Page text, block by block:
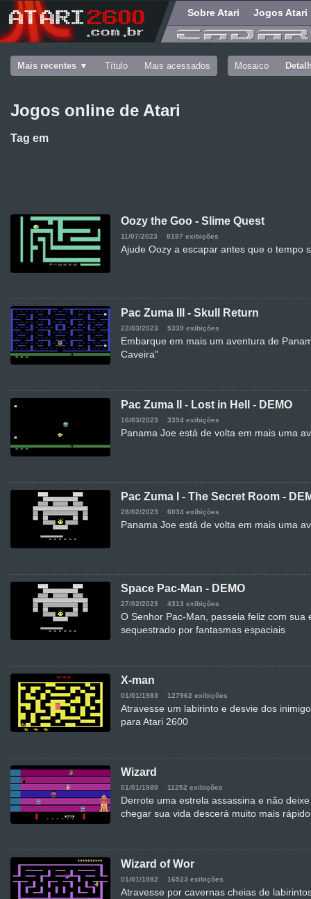
Sobre Atari Jogos Atari
Mais recentes Título Mais acessados Mosaico
Jogos online de Atari
Tag em
Oozy the Goo - Slime Quest
11/07/2023 8187 exibições
Ajude Oozy a escapar antes que o tempo
Pac Zuma III - Skull Return
22/03/2023 5339 exibições
Embarque em mais um aventura de
Caveira"
Pac Zuma II - Lost in Hell - DEMO
16/03/2023 3394 exibições
Panama Joe está de volta em mais uma
Pac Zuma I - The Secret Room -
28/02/2023 6034 exibições
Panama Joe está de volta em mais uma
Space Pac-Man - DEMO
27/02/2023 4313 exibições
O Senhor Pac-Man, passeia feliz com sua
sequestrado por fantasmas espaciais
X-man
01/01/1983 127962 exibições
Atravesse um labirinto e desvie dos
para Atari 2600
Wizard
01/01/1980 11252 exibições
Derrote uma estrela assassina e não
chegar sua vida descerá muito mais rápido
Wizard of Wor
01/01/1982 16523 exibições
Atravesse por cavernas cheias de